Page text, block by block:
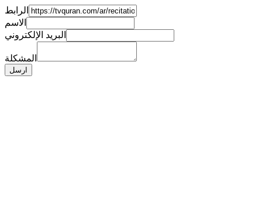
الرابط
الاسم
البريد الإلكتروني
المشكلة
ارسل